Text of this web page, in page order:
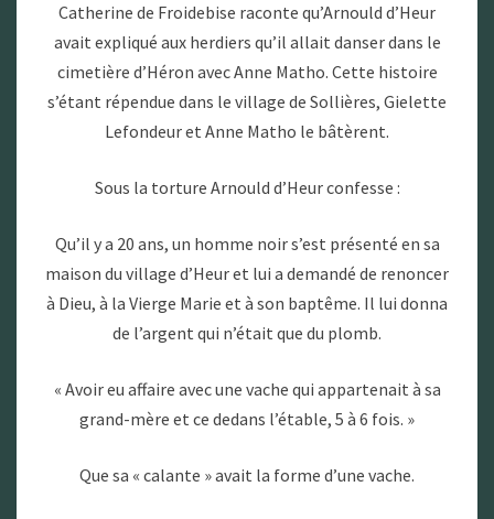
Catherine de Froidebise raconte qu’Arnould d’Heur
avait expliqué aux herdiers qu’il allait danser dans le
cimetière d’Héron avec Anne Matho. Cette histoire
s’étant répendue dans le village de Sollières, Gielette
Lefondeur et Anne Matho le bâtèrent.
Sous la torture Arnould d’Heur confesse :
Qu’il y a 20 ans, un homme noir s’est présenté en sa
maison du village d’Heur et lui a demandé de renoncer
à Dieu, à la Vierge Marie et à son baptême. Il lui donna
de l’argent qui n’était que du plomb.
« Avoir eu affaire avec une vache qui appartenait à sa
grand-mère et ce dedans l’étable, 5 à 6 fois. »
Que sa « calante » avait la forme d’une vache.